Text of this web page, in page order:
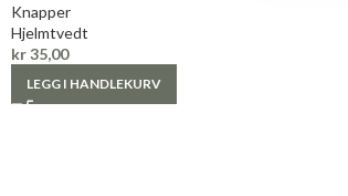
Knapper
Hjelmtvedt
kr35,00
LEGG I HANDLEKURV